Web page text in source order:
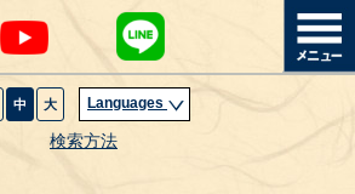
中 大 Languages
検索方法